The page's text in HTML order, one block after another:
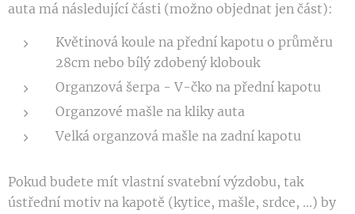
auta má následující části (možno objednat jen část):
Květinová koule na přední kapotu o průměru
28cm nebo bílý zdobený klobouk
Organzová šerpa - V-čko na přední kapotu
Organzové mašle na kliky auta
Velká organzová mašle na zadní kapotu
Pokud budete mít vlastní svatební výzdobu, tak
ústřední motiv na kapotě (kytice, mašle, srdce, ...) by